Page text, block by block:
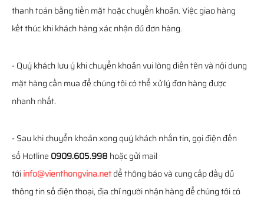
thanh toán bằng tiền mặt hoặc chuyển khoản. Việc giao hàng
kết thúc khi khách hàng xác nhận đủ đơn hàng.
- Quý khách lưu ý khi chuyển khoản vui lòng điền tên và nội dung
mặt hàng cần mua để chúng tôi có thể xử lý đơn hàng được
nhanh nhất.
- Sau khi chuyển khoản xong quý khách nhắn tin, gọi điện đến
số Hotline 0909.605.998 hoặc gửi mail
tớiinfo@vienthongvina.netđể thông báo và cung cấp đầy đủ
thông tin số điện thoại, địa chỉ người nhận hàng để chúng tôi có